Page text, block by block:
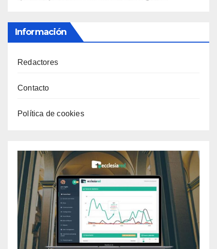
Información
Redactores
Contacto
Política de cookies